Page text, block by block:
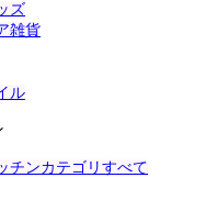
ズ
雑貨
ル
チンカテゴリすべて